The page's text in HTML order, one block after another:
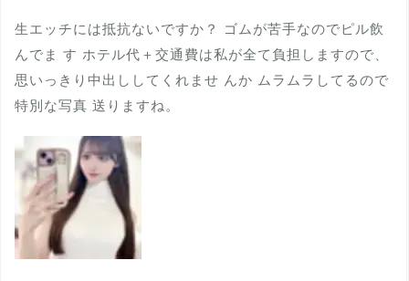
生エッチには抵抗ないですか？ ゴムが苦手なのでピル飲
んでま す ホテル代＋交通費は私が全て負担しますので、
思いっきり中出ししてくれませ んか ムラムラしてるので
特別な写真 送りますね。